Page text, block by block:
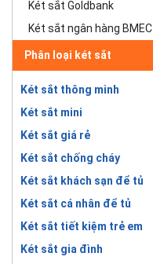
Két sắt Goldbank
Két sắt ngân hàng BMEC
Phân loại két sắt
Két sắt thông minh
Két sắt mini
Két sắt giá rẻ
Két sắt chống cháy
Két sắt khách sạn để tủ
Két sắt cá nhân để tủ
Két sắt tiết kiệm trẻ em
Két sắt gia đình